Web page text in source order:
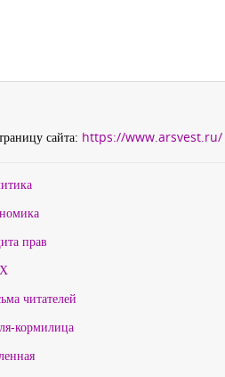
сайта: https://www.arsvest.ru/
прав
читателей
кормилица